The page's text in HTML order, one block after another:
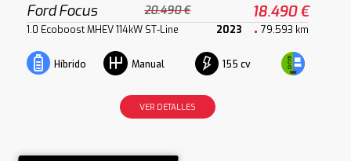
Ford Focus 20.490 € 18.490 €
1.0 Ecoboost MHEV 114kW ST-Line 2023 79.593 km
Híbrido Manual 155 cv
VER DETALLES